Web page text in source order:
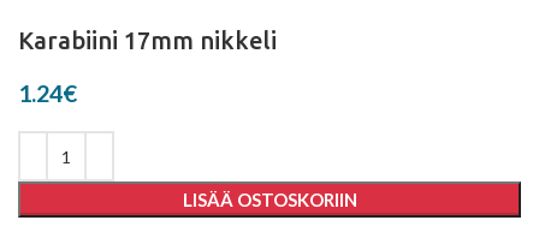
Karabiini 17mm nikkeli
1.24€
LISÄÄ OSTOSKORIIN